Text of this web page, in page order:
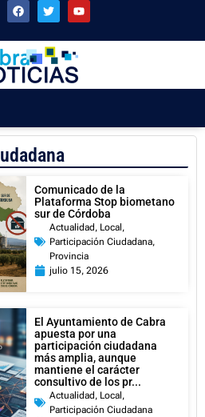
Comunicado de la
Plataforma Stop biometano
sur de Córdoba
Actualidad , Local ,
Participación Ciudadana,
Provincia
julio 15, 2026
El Ayuntamiento de Cabra
apuesta por una
participación ciudadana
más amplia, aunque
mantiene el carácter
consultivo de los pr...
Actualidad , Local ,
Participación Ciudadana